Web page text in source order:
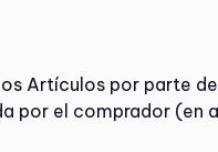
Artículos por parte
por el comprador (en